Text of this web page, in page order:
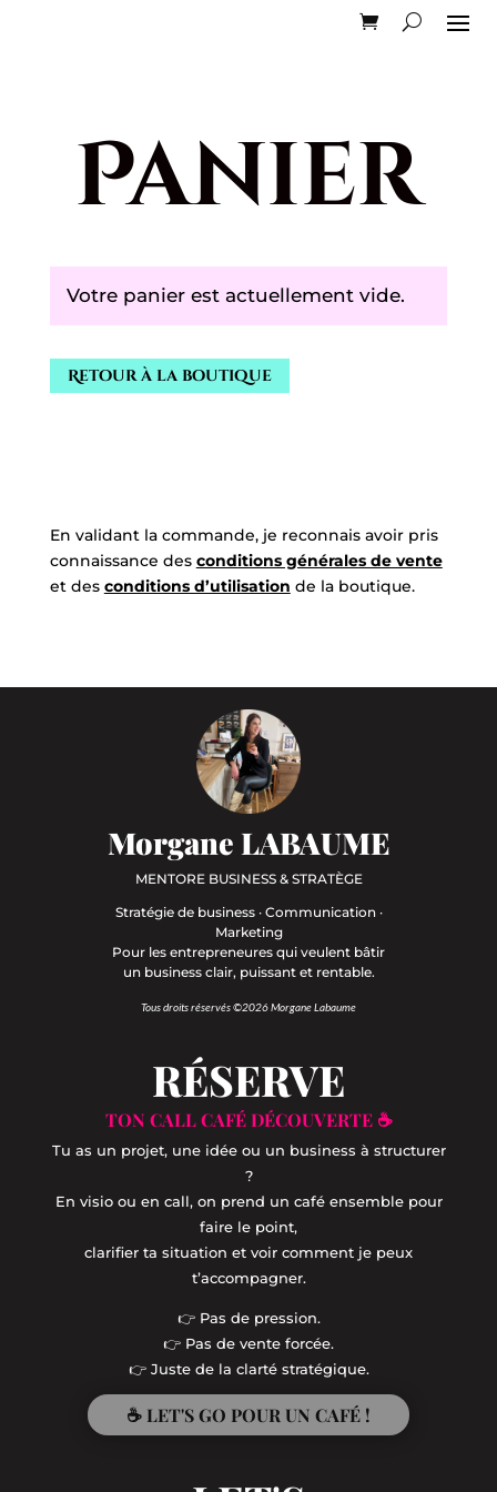
Panier
Votre panier est actuellement vide.
Retour à la boutique
En validant la commande, je reconnais avoir pris
connaissance des conditions générales de vente
et des conditions d’utilisation de la boutique.
Morgane LABAUME
MENTORE BUSINESS & STRATÈGE
Stratégie de business · Communication ·
Marketing
Pour les entrepreneures qui veulent bâtir
un business clair, puissant et rentable.
Tous droits réservés ©2026 Morgane Labaume
RÉSERVE
TON CALL CAFÉ DÉCOUVERTE ☕
Tu as un projet, une idée ou un business à structurer
?
En visio ou en call, on prend un café ensemble pour
faire le point,
clarifier ta situation et voir comment je peux
t’accompagner.
👉 Pas de pression.
👉 Pas de vente forcée.
👉 Juste de la clarté stratégique.
☕ LET'S GO POUR UN CAFÉ !